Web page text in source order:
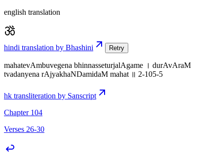
english translation
hindi translation by Bhashini Retry
mahatevAmbuvegena bhinnasseturjalAgame । durAvAraM
tvadanyena rAjyakhaNDamidaM mahat ॥ 2-105-5
hk transliteration by Sanscript
Chapter 104
Verses 26-30